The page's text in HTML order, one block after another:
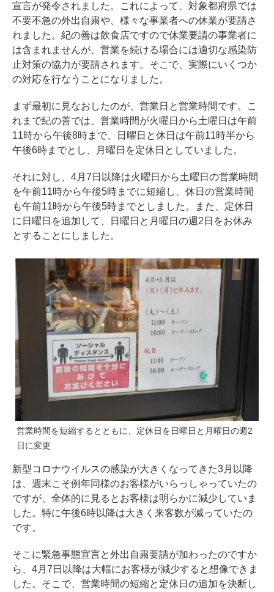
宣言が発令されました。これによって、対象都府県では
不要不急の外出自粛や、様々な事業者への休業が要請さ
れました。紀の善は飲食店ですので休業要請の事業者に
は含まれませんが、営業を続ける場合には適切な感染防
止対策の協力が要請されます。そこで、実際にいくつか
の対応を行なうことになりました。
まず最初に見なおしたのが、営業日と営業時間です。こ
れまで紀の善では、営業時間が火曜日から土曜日は午前
11時から午後8時まで、日曜日と休日は午前11時半から
午後6時までとし、月曜日を定休日としていました。
それに対し、4月7日以降は火曜日から土曜日の営業時間
を午前11時から午後5時までに短縮し、休日の営業時間
も午前11時から午後5時までとしました。また、定休日
に日曜日を追加して、日曜日と月曜日の週2日をお休み
とすることにしました。
営業時間を短縮するとともに、定休日を日曜日と月曜日の週2
日に変更
新型コロナウイルスの感染が大きくなってきた3月以降
は、週末こそ例年同様のお客様がいらっしゃっていたの
ですが、全体的に見るとお客様は明らかに減少していま
した。特に午後6時以降は大きく来客数が減っていたの
です。
そこに緊急事態宣言と外出自粛要請が加わったのですか
ら、4月7日以降は大幅にお客様が減少すると想像できま
した。そこで、営業時間の短縮と定休日の追加を決断し